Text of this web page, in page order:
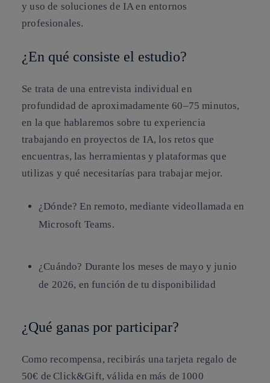
y uso de soluciones de IA en entornos
profesionales.
¿En qué consiste el estudio?
Se trata de una entrevista individual en
profundidad de aproximadamente 60–75 minutos,
en la que hablaremos sobre tu experiencia
trabajando en proyectos de IA, los retos que
encuentras, las herramientas y plataformas que
utilizas y qué necesitarías para trabajar mejor.
¿Dónde? En remoto, mediante videollamada en
Microsoft Teams.
¿Cuándo? Durante los meses de mayo y junio
de 2026, en función de tu disponibilidad
¿Qué ganas por participar?
Como recompensa, recibirás una tarjeta regalo de
50€ de Click&Gift, válida en más de 1000